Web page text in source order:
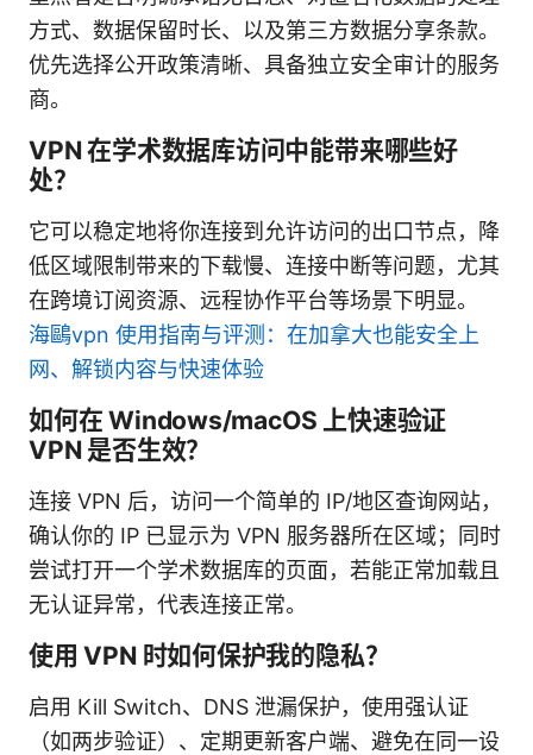
方式、数据保留时长、以及第三方数据分享条款。
优先选择公开政策清晰、具备独立安全审计的服务
商。
VPN 在学术数据库访问中能带来哪些好
处？
它可以稳定地将你连接到允许访问的出口节点，降
低区域限制带来的下载慢、连接中断等问题，尤其
在跨境订阅资源、远程协作平台等场景下明显。
海鷗vpn 使用指南与评测：在加拿大也能安全上
网、解锁内容与快速体验
如何在 Windows/macOS 上快速验证
VPN 是否生效？
连接 VPN 后，访问一个简单的 IP/地区查询网站，
确认你的 IP 已显示为 VPN 服务器所在区域；同时
尝试打开一个学术数据库的页面，若能正常加载且
无认证异常，代表连接正常。
使用 VPN 时如何保护我的隐私？
启用 Kill Switch、DNS 泄漏保护，使用强认证
（如两步验证）、定期更新客户端、避免在同一设